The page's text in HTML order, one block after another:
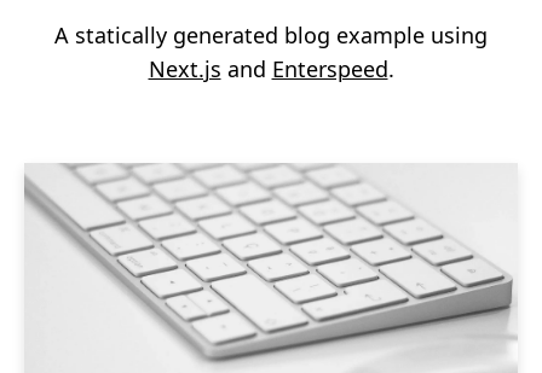
A statically generated blog example using
Next.js and Enterspeed.